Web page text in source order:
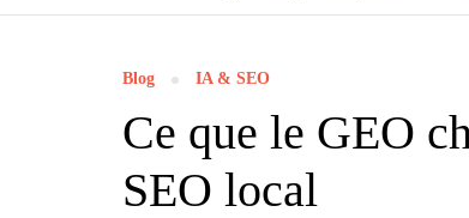
Blog IA & SEO
Ce que le GEO
SEO local